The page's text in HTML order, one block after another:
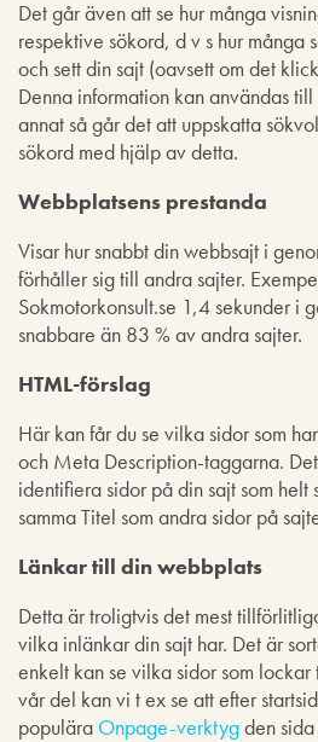
Det går även att se hur många
respektive sökord, d v s hur många
och sett din sajt (oavsett om det
Denna information kan användas
annat så går det att uppskatta
sökord med hjälp av detta.
Webbplatsens prestanda
Visar hur snabbt din webbsajt i
förhåller sig till andra sajter.
Sokmotorkonsult.se 1,4 sekunder i
snabbare än 83 % av andra sajter.
HTML-förslag
Här kan får du se vilka sidor som
och Meta Description-taggarna.
identifiera sidor på din sajt som helt
samma Titel som andra sidor på
Länkar till din webbplats
Detta är troligtvis det mest
vilka inlänkar din sajt har. Det är
enkelt kan se vilka sidor som
vår del kan vi t ex se att efter
populära Onpage-verktygden